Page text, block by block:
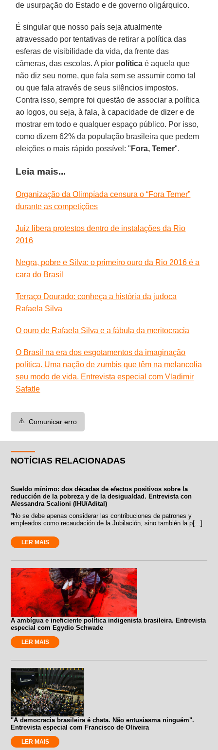
de usurpação do Estado e de governo oligárquico.
É singular que nosso país seja atualmente
atravessado por tentativas de retirar a política das
esferas de visibilidade da vida, da frente das
câmeras, das escolas. A pior política é aquela que
não diz seu nome, que fala sem se assumir como tal
ou que fala através de seus silêncios impostos.
Contra isso, sempre foi questão de associar a política
ao logos, ou seja, à fala, à capacidade de dizer e de
mostrar em todo e qualquer espaço público. Por isso,
como dizem 62% da população brasileira que pedem
eleições o mais rápido possível: " Fora, Temer".
Leia mais...
Organização da Olimpíada censura o “Fora Temer”
durante as competições
Juiz libera protestos dentro de instalações da Rio
2016
Negra, pobre e Silva: o primeiro ouro da Rio 2016 é a
cara do Brasil
Terraço Dourado: conheça a história da judoca
Rafaela Silva
O ouro de Rafaela Silva e a fábula da meritocracia
O Brasil na era dos esgotamentos da imaginação
política. Uma nação de zumbis que têm na melancolia
seu modo de vida. Entrevista especial com Vladimir
Safatle
⚠️ Comunicar erro
NOTÍCIAS RELACIONADAS
Sueldo mínimo: dos décadas de efectos positivos sobre la
reducción de la pobreza y de la desigualdad. Entrevista con
Alessandra Scalioni (IHU/Adital)
“No se debe apenas considerar las contribuciones de patrones y
empleados como recaudación de la Jubilación, sino también la p[...]
LER MAIS
A ambígua e ineficiente política indigenista brasileira. Entrevista
especial com Egydio Schwade
LER MAIS
"A democracia brasileira é chata. Não entusiasma ninguém".
Entrevista especial com Francisco de Oliveira
LER MAIS